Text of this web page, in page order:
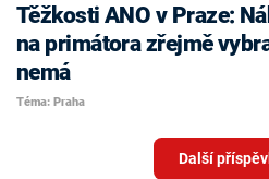
Těžkosti ANO v Praze:
na primátora zřejmě
nemá
Téma: Praha
Další